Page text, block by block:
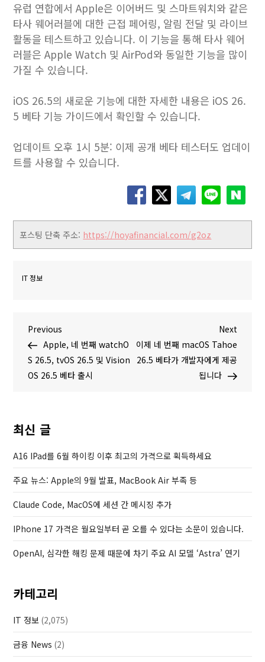
유럽 ​​연합에서 Apple은 이어버드 및 스마트워치와 같은
타사 웨어러블에 대한 근접 페어링, 알림 전달 및 라이브
활동을 테스트하고 있습니다. 이 기능을 통해 타사 웨어
러블은 Apple Watch 및 AirPod와 동일한 기능을 많이
가질 수 있습니다.
iOS 26.5의 새로운 기능에 대한 자세한 내용은 iOS 26.
5 베타 기능 가이드에서 확인할 수 있습니다.
업데이트 오후 1시 5분: 이제 공개 베타 테스터도 업데이
트를 사용할 수 있습니다.
포스팅 단축 주소: https://hoyafinancial.com/g2oz
IT 정보
글
탐
P
r
e
v
s
P
o
s
Previous
Apple, 네 번째 watchO
S 26.5, tvOS 26.5 및 Vision
OS 26.5 베타 출시
N
e
x
t
Next
이제 네 번째 macOS Tahoe
26.5 베타가 개발자에게 제공
됩니다
최신 글
A16 IPad를 6월 하이킹 이후 최고의 가격으로 획득하세요
주요 뉴스: Apple의 9월 발표, MacBook Air 부족 등
Claude Code, MacOS에 세션 간 메시징 추가
IPhone 17 가격은 월요일부터 곧 오를 수 있다는 소문이 있습니다.
OpenAI, 심각한 해킹 문제 때문에 차기 주요 AI 모델 ‘Astra’ 연기
카테고리
IT 정보 (2,075)
금융 News (2)